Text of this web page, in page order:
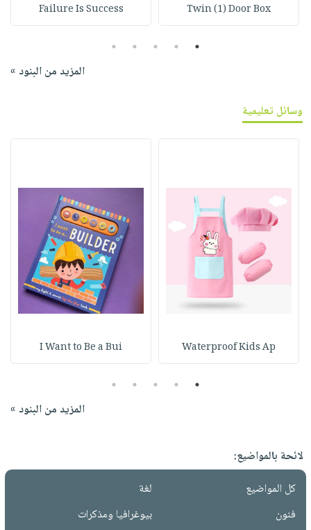
Twin (1) Door Box
Failure Is Success
1
2
3
4
5
المزيد من البنود »
وسائل تعليمية
Waterproof Kids Ap
I Want to Be a Bui
1
2
3
4
5
المزيد من البنود »
لائحة بالمواضيع:
كل المواضيع
لغة
فنون
بيوغرافيا ومذكرات